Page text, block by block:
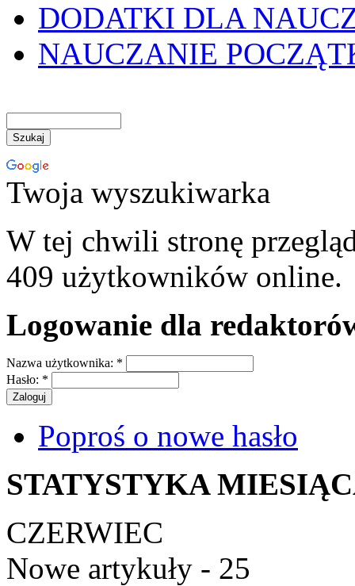
DODATKI DLA
NAUCZANIE
Twoja wyszukiwarka
W tej chwili stronę
409 użytkowników online.
Logowanie dla
Nazwa użytkownika: *
Hasło: *
Poproś o nowe hasło
STATYSTYKA
CZERWIEC
Nowe artykuły - 25